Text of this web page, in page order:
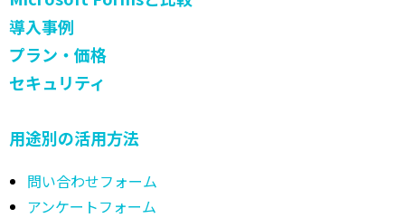
導入事例
プラン・価格
セキュリティ
用途別の活用方法
問い合わせフォーム
アンケートフォーム